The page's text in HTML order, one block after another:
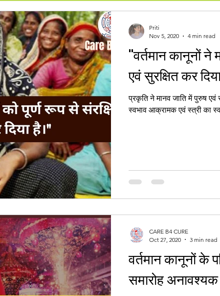
Civil Law Intellectual Property Law
Women's Right
"वर्तमान कानूनों ने
एवं सुरक्षित कर
प्रकृति ने मानव जाति में पुरुष एवं स्त्री की रचना की है। इसमें
स्वभाव आक्रामक एवं स्त्री का
Priti
Nov 5, 2020
4 min read
वर्तमान कानूनों के
समारोह अनावश्यक
CARE B4 CURE
Oct 27, 2020
3 min read